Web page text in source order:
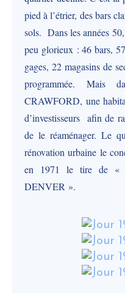
pied à l’étrier, des bars
sols. Dans les années
peu glorieux : 46 bars,
gages, 22 magasins de
programmée. Mais
CRAWFORD, une
d’investisseurs afin de
de le réaménager. Le
rénovation urbaine le
en 1971 le tire de «
DENVER ».